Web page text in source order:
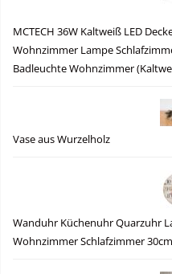
MCTECH 36W Kaltweiß LED
Wohnzimmer Lampe
Badleuchte Wohnzimmer
Vase aus Wurzelholz
Wanduhr Küchenuhr Quarzuhr
Wohnzimmer Schlafzimmer